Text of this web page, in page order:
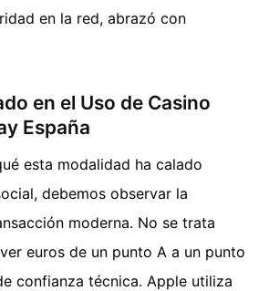
en la red, abrazó con
en el Uso de Casino
España
esta modalidad ha calado
debemos observar la
moderna. No se trata
euros de un punto A a un punto
confianza técnica. Apple utiliza